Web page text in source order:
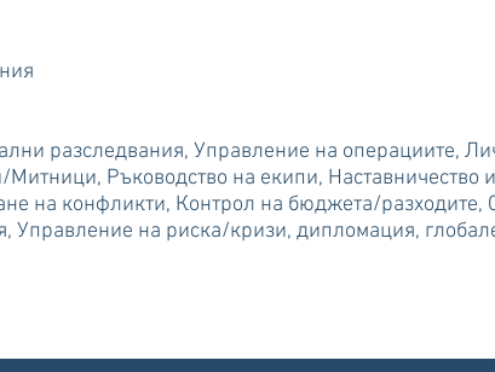
разследвания, Управление на операциите,
Ръководство на екипи, Наставничество
на конфликти, Контрол на бюджета/разходите,
Управление на риска/кризи, дипломация,